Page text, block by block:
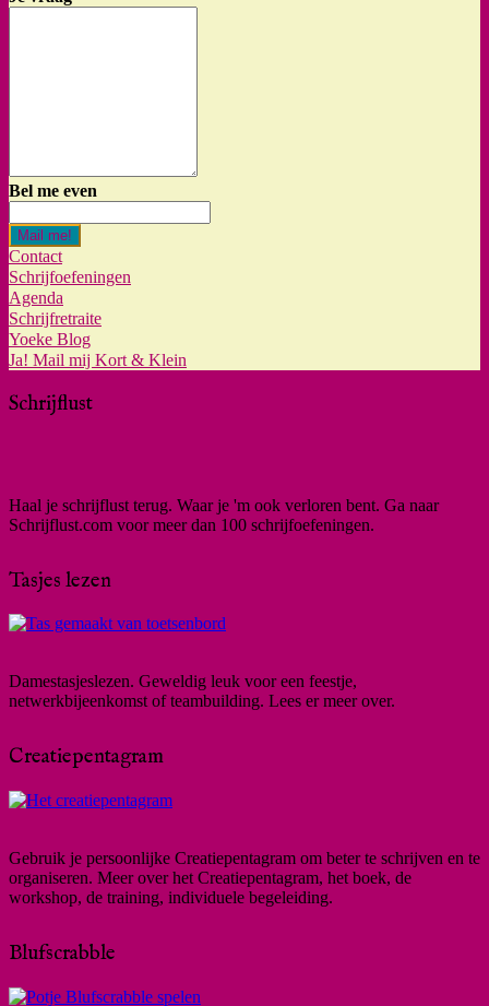
Bel me even
Mail me!
Contact
Schrijfoefeningen
Agenda
Schrijfretraite
Yoeke Blog
Ja! Mail mij Kort & Klein
Schrijflust
Haal je schrijflust terug. Waar je 'm ook verloren bent. Ga naar
Schrijflust.com voor meer dan 100 schrijfoefeningen.
Tasjes lezen
Damestasjeslezen. Geweldig leuk voor een feestje,
netwerkbijeenkomst of teambuilding. Lees er meer over.
Creatiepentagram
Gebruik je persoonlijke Creatiepentagram om beter te schrijven en te
organiseren. Meer over het Creatiepentagram, het boek, de
workshop, de training, individuele begeleiding.
Blufscrabble